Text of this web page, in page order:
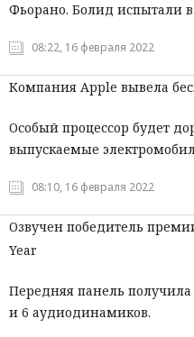
Фьорано. Болид испытали
08:22, 16 февраля 2022
Компания Apple вывела
Особый процессор будет
выпускаемые
08:10, 16 февраля 2022
Озвучен победитель
Year
Передняя панель
и 6 аудиодинамиков.